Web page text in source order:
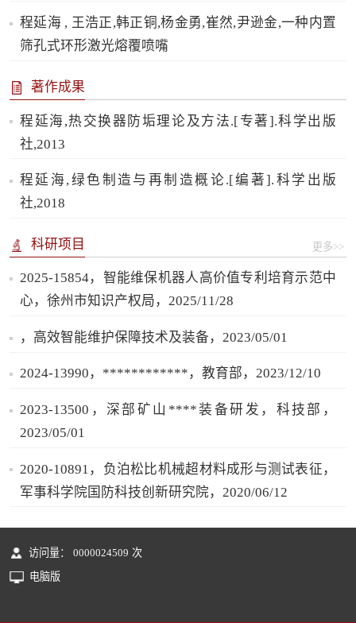
程延海 , 王浩正,韩正铜,杨金勇,崔然,尹逊金,一种内置
筛孔式环形激光熔覆喷嘴
著作成果
程延海,热交换器防垢理论及方法.[专著].科学出版
社,2013
程延海,绿色制造与再制造概论.[编著].科学出版
社,2018
科研项目 更多>>
2025-15854，智能维保机器人高价值专利培育示范中
心，徐州市知识产权局，2025/11/28
，高效智能维护保障技术及装备，2023/05/01
2024-13990，************，教育部，2023/12/10
2023-13500，深部矿山****装备研发，科技部，
2023/05/01
2020-10891，负泊松比机械超材料成形与测试表征，
军事科学院国防科技创新研究院，2020/06/12
访问量： 0000024509 次
电脑版